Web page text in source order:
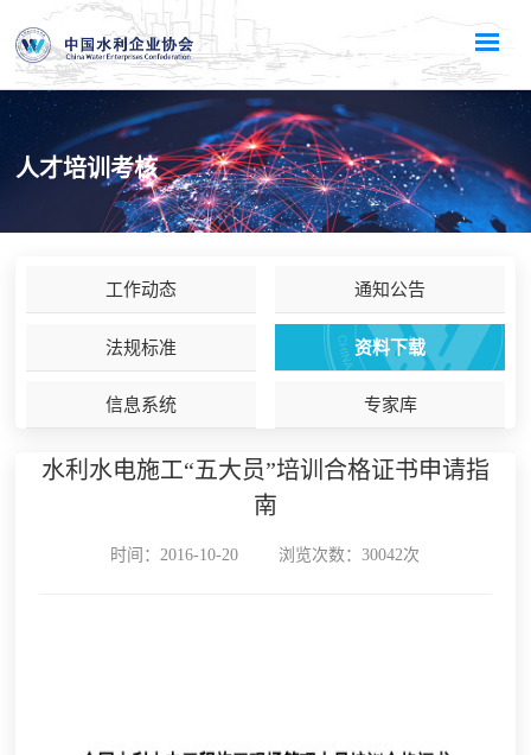
人才培训考核
工作动态 通知公告
法规标准 资料下载
信息系统 专家库
水利水电施工“五大员”培训合格证书申请指
南
时间：2016-10-20 浏览次数：30042次